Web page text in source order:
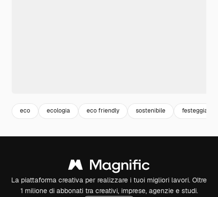
eco ecologia eco friendly sostenibile
La piattaforma creativa per realizzare i tuoi migliori lavori. Oltre
1 milione di abbonati tra creativi, imprese, agenzie e studi.